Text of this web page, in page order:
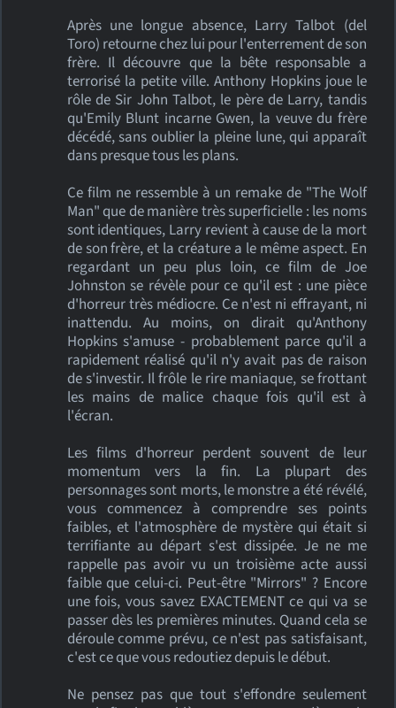
Après une longue absence, Larry Talbot (del
Toro) retourne chez lui pour l'enterrement de son
frère. Il découvre que la bête responsable a
terrorisé la petite ville. Anthony Hopkins joue le
rôle de Sir John Talbot, le père de Larry, tandis
qu'Emily Blunt incarne Gwen, la veuve du frère
décédé, sans oublier la pleine lune, qui apparaît
dans presque tous les plans.
Ce film ne ressemble à un remake de "The Wolf
Man" que de manière très superficielle : les noms
sont identiques, Larry revient à cause de la mort
de son frère, et la créature a le même aspect. En
regardant un peu plus loin, ce film de Joe
Johnston se révèle pour ce qu'il est : une pièce
d'horreur très médiocre. Ce n'est ni effrayant, ni
inattendu. Au moins, on dirait qu'Anthony
Hopkins s'amuse - probablement parce qu'il a
rapidement réalisé qu'il n'y avait pas de raison
de s'investir. Il frôle le rire maniaque, se frottant
les mains de malice chaque fois qu'il est à
l'écran.
Les films d'horreur perdent souvent de leur
momentum vers la fin. La plupart des
personnages sont morts, le monstre a été révélé,
vous commencez à comprendre ses points
faibles, et l'atmosphère de mystère qui était si
terrifiante au départ s'est dissipée. Je ne me
rappelle pas avoir vu un troisième acte aussi
faible que celui-ci. Peut-être "Mirrors" ? Encore
une fois, vous savez EXACTEMENT ce qui va se
passer dès les premières minutes. Quand cela se
déroule comme prévu, ce n'est pas satisfaisant,
c'est ce que vous redoutiez depuis le début.
Ne pensez pas que tout s'effondre seulement